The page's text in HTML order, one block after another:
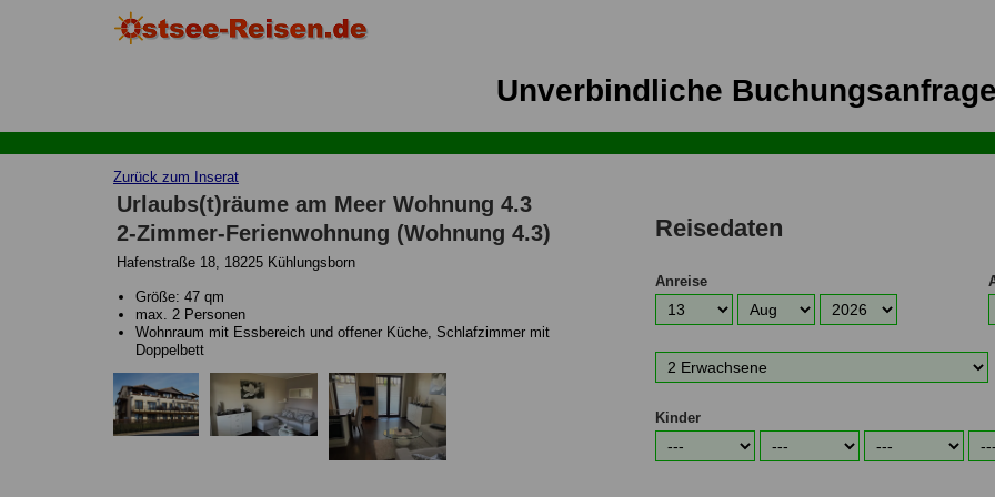
Unverbindliche Buchungsanfrage
Zurück zum Inserat
Urlaubs(t)räume am Meer Wohnung 4.3
2-Zimmer-Ferienwohnung (Wohnung 4.3)
Hafenstraße 18, 18225 Kühlungsborn
Größe: 47 qm
max. 2 Personen
Wohnraum mit Essbereich und offener Küche, Schlafzimmer mit
Doppelbett
Reisedaten
Anreise
Erwachsene
Kinder